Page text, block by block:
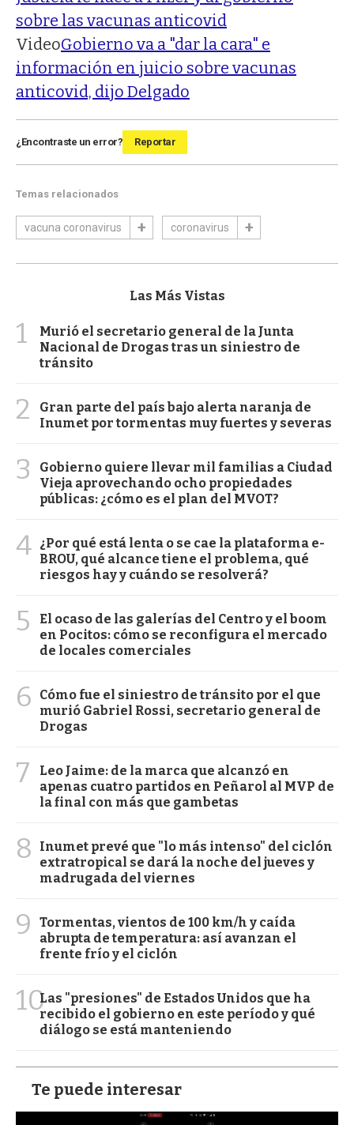
sobre las vacunas anticovid
VideoGobierno va a "dar la cara" e
información en juicio sobre vacunas
anticovid, dijo Delgado
¿Encontraste un error? Reportar
Temas relacionados
vacuna coronavirus coronavirus
Las Más Vistas
1
Murió el secretario general de la Junta
Nacional de Drogas tras un siniestro de
tránsito
2
Gran parte del país bajo alerta naranja de
Inumet por tormentas muy fuertes y severas
3
Gobierno quiere llevar mil familias a Ciudad
Vieja aprovechando ocho propiedades
públicas: ¿cómo es el plan del MVOT?
4 ¿Por qué está lenta o se cae la plataforma e-
BROU, qué alcance tiene el problema, qué
riesgos hay y cuándo se resolverá?
5
El ocaso de las galerías del Centro y el boom
en Pocitos: cómo se reconfigura el mercado
de locales comerciales
6
Cómo fue el siniestro de tránsito por el que
murió Gabriel Rossi, secretario general de
Drogas
7
Leo Jaime: de la marca que alcanzó en
apenas cuatro partidos en Peñarol al MVP de
la final con más que gambetas
8
Inumet prevé que "lo más intenso" del ciclón
extratropical se dará la noche del jueves y
madrugada del viernes
9
Tormentas, vientos de 100 km/h y caída
abrupta de temperatura: así avanzan el
frente frío y el ciclón
10Las "presiones" de Estados Unidos que ha
recibido el gobierno en este período y qué
diálogo se está manteniendo
Te puede interesar